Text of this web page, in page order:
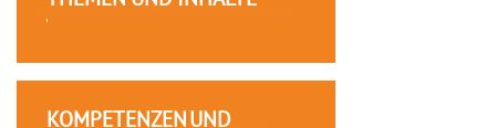
KOMPETENZEN UND